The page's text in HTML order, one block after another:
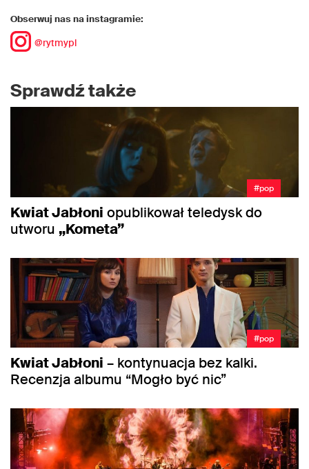
Obserwuj nas na instagramie:
@rytmypl
Sprawdź także
#pop
Kwiat Jabłoni opublikował teledysk do
utworu „Kometa”
#pop
Kwiat Jabłoni – kontynuacja bez kalki.
Recenzja albumu “Mogło być nic”